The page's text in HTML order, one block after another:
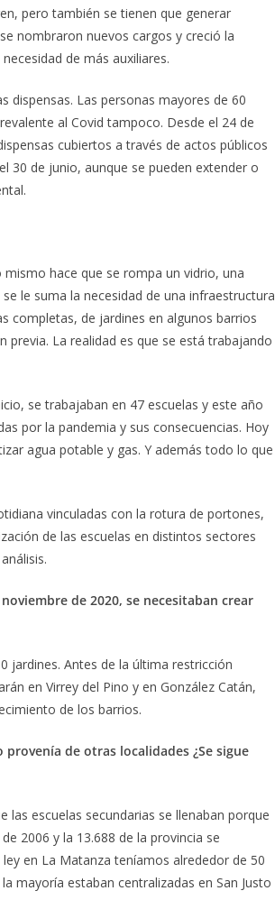
pero también se tienen que generar
nombraron nuevos cargos y creció la
de más auxiliares.
dispensas. Las personas mayores de 60
al Covid tampoco. Desde el 24 de
cubiertos a través de actos públicos
30 de junio, aunque se pueden extender o
hace que se rompa un vidrio, una
le suma la necesidad de una infraestructura
completas, de jardines en algunos barrios
previa. La realidad es que se está trabajando
se trabajaban en 47 escuelas y este año
por la pandemia y sus consecuencias. Hoy
agua potable y gas. Y además todo lo que
vinculadas con la rotura de portones,
de las escuelas en distintos sectores
de 2020, se necesitaban crear
jardines. Antes de la última restricción
en Virrey del Pino y en González Catán,
de los barrios.
de otras localidades ¿Se sigue
las escuelas secundarias se llenaban porque
2006 y la 13.688 de la provincia se
en La Matanza teníamos alrededor de 50
mayoría estaban centralizadas en San Justo